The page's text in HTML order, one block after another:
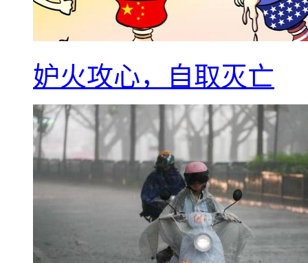
妒火攻心，自取灭亡